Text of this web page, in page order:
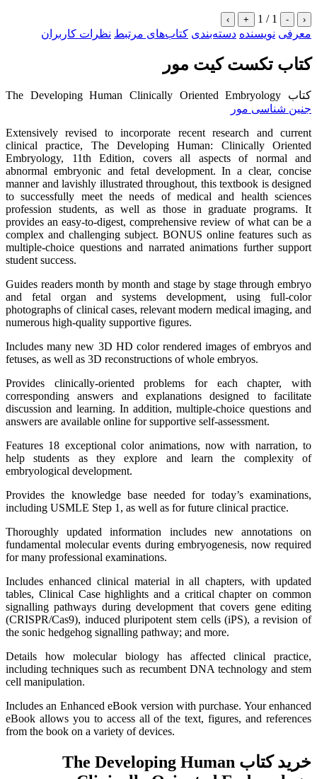
‹
-
1 / 1
+
›
معرفی نویسنده دسته‌بندی کتاب‌های مرتبط نظرات کاربران
کتاب تکست کیت مور
کتاب The Developing Human Clinically Oriented Embryology
جنین شناسی مور
Extensively revised to incorporate recent research and current
clinical practice, The Developing Human: Clinically Oriented
Embryology, 11th Edition, covers all aspects of normal and
abnormal embryonic and fetal development. In a clear, concise
manner and lavishly illustrated throughout, this textbook is designed
to successfully meet the needs of medical and health sciences
profession students, as well as those in graduate programs. It
provides an easy-to-digest, comprehensive review of what can be a
complex and challenging subject. BONUS online features such as
multiple-choice questions and narrated animations further support
student success.
Guides readers month by month and stage by stage through embryo
and fetal organ and systems development, using full-color
photographs of clinical cases, relevant modern medical imaging, and
numerous high-quality supportive figures.
Includes many new 3D HD color rendered images of embryos and
fetuses, as well as 3D reconstructions of whole embryos.
Provides clinically-oriented problems for each chapter, with
corresponding answers and explanations designed to facilitate
discussion and learning. In addition, multiple-choice questions and
answers are available online for supportive self-assessment.
Features 18 exceptional color animations, now with narration, to
help students as they explore and learn the complexity of
embryological development.
Provides the knowledge base needed for today’s examinations,
including USMLE Step 1, as well as for future clinical practice.
Thoroughly updated information includes new annotations on
fundamental molecular events during embryogenesis, now required
for many professional examinations.
Includes enhanced clinical material in all chapters, with updated
tables, Clinical Case highlights and a critical chapter on common
signalling pathways during development that covers gene editing
(CRISPR/Cas9), induced pluripotent stem cells (iPS), a revision of
the sonic hedgehog signalling pathway; and more.
Details how molecular biology has affected clinical practice,
including techniques such as recumbent DNA technology and stem
cell manipulation.
Includes an Enhanced eBook version with purchase. Your enhanced
eBook allows you to access all of the text, figures, and references
from the book on a variety of devices.
خرید کتاب The Developing Human